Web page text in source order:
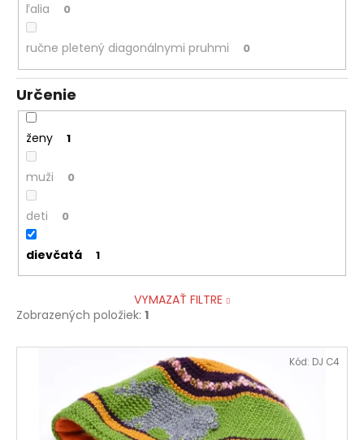
ľalia 0
ručne pletený diagonálnymi pruhmi 0
Určenie
ženy 1
muži 0
deti 0
dievčatá 1
VYMAZAŤ FILTRE
Zobrazených položiek: 1
V Kód: DJ C4